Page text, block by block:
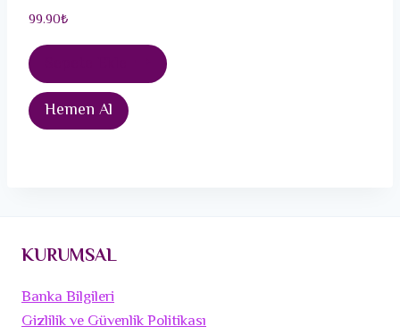
99.90₺
Hemen Al
KURUMSAL
Banka Bilgileri
Gizlilik ve Güvenlik Politikası